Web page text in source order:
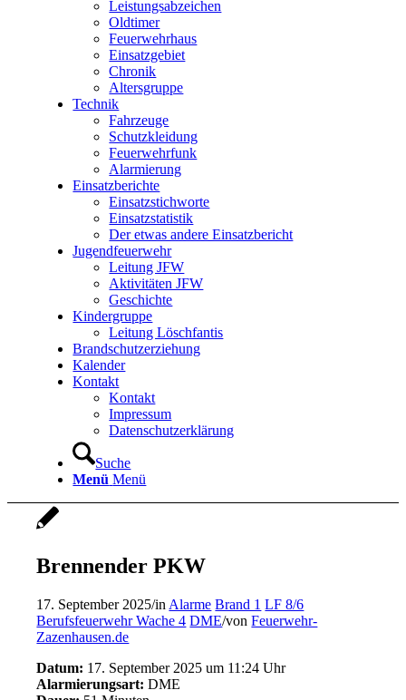
Leistungsabzeichen
Oldtimer
Feuerwehrhaus
Einsatzgebiet
Chronik
Altersgruppe
Technik
Fahrzeuge
Schutzkleidung
Feuerwehrfunk
Alarmierung
Einsatzberichte
Einsatzstichworte
Einsatzstatistik
Der etwas andere Einsatzbericht
Jugendfeuerwehr
Leitung JFW
Aktivitäten JFW
Geschichte
Kindergruppe
Leitung Löschfantis
Brandschutzerziehung
Kalender
Kontakt
Kontakt
Impressum
Datenschutzerklärung
Suche
Menü Menü
Brennender PKW
17. September 2025/in Alarme Brand 1 LF 8/6
Berufsfeuerwehr Wache 4 DME/vonFeuerwehr-
Zazenhausen.de
Datum: 17. September 2025 um 11:24 Uhr
Alarmierungsart: DME